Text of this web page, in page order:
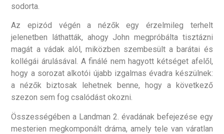
sodorta.
Az epizód végén a nézők egy érzelmileg terhelt
jelenetben láthatták, ahogy John megpróbálta tisztázni
magát a vádak alól, miközben szembesült a barátai és
kollégái árulásával. A finálé nem hagyott kétséget afelől,
hogy a sorozat alkotói újabb izgalmas évadra készülnek:
a nézők biztosak lehetnek benne, hogy a következő
szezon sem fog csalódást okozni.
Összességében a Landman 2. évadának befejezése egy
mesterien megkomponált dráma, amely tele van váratlan